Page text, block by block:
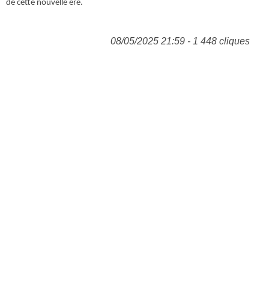
de cette nouvelle ère.
08/05/2025 21:59 - 1 448 cliques